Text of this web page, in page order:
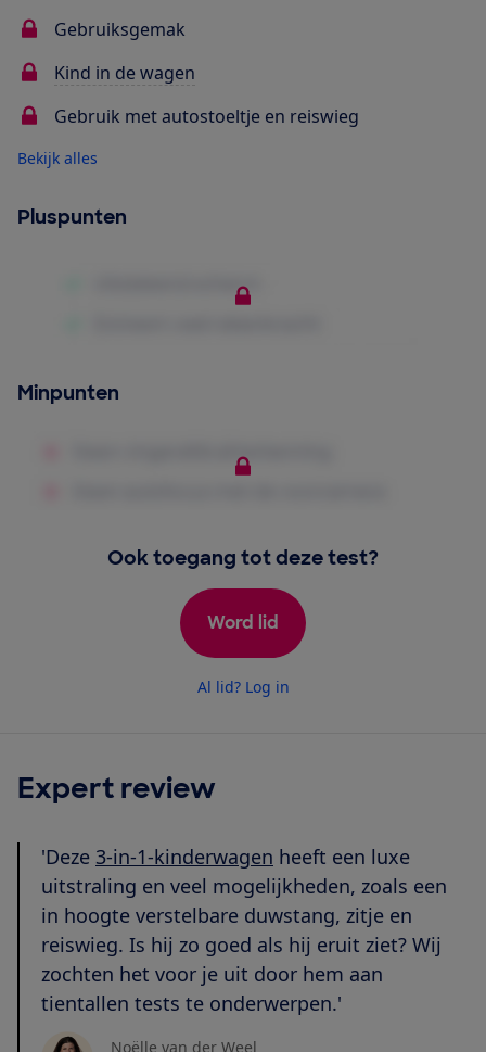
Gebruiksgemak
Kind in de wagen
Gebruik met autostoeltje en reiswieg
Bekijk alles
Pluspunten
Minpunten
Ook toegang tot deze test?
Word lid
Al lid? Log in
Expert review
'Deze 3-in-1-kinderwagen heeft een luxe
uitstraling en veel mogelijkheden, zoals een
in hoogte verstelbare duwstang, zitje en
reiswieg. Is hij zo goed als hij eruit ziet? Wij
zochten het voor je uit door hem aan
tientallen tests te onderwerpen.'
Noëlle van der Weel